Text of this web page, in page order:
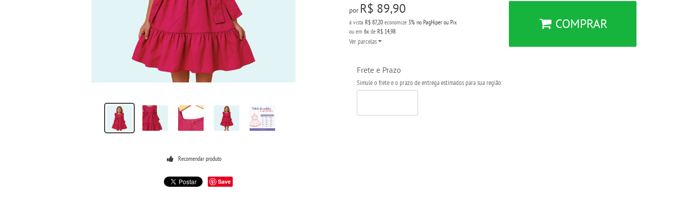
Recomendar produto
Save
por R$ 89,90
à vista R$ 87,20economize 3% no PagHiper ou Pix
ou em 6xde R$ 14,98
Ver parcelas
COMPRAR
Frete e Prazo
Simule o frete e o prazo de entrega estimados para sua região: